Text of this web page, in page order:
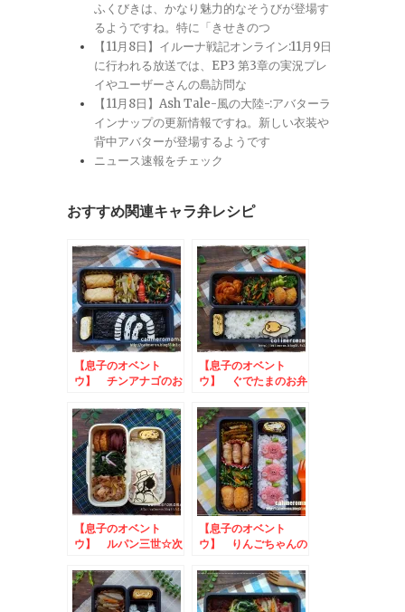
ふくびきは、かなり魅力的なそうびが登場す
るようですね。特に「きせきのつ
【11月8日】イルーナ戦記オンライン:11月9日
に行われる放送では、EP3 第3章の実況プレ
イやユーザーさんの島訪問な
【11月8日】Ash Tale-風の大陸-:アバターラ
インナップの更新情報ですね。新しい衣装や
背中アバターが登場するようです
ニュース速報をチェック
おすすめ関連キャラ弁レシピ
【息子のオベント
ウ】 チンアナゴのお
【息子のオベント
ウ】 ぐでたまのお弁
【息子のオベント
ウ】 ルパン三世☆次
【息子のオベント
ウ】 りんごちゃんの
ドレシピ投稿祭